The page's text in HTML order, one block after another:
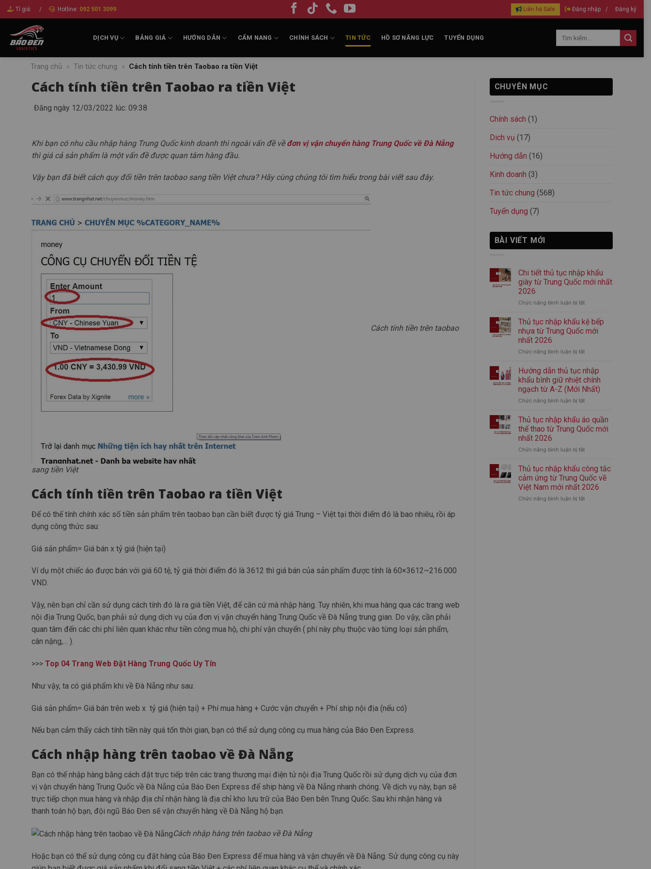
qua
dung
Tỉ giá: / Hotline: 092 501 3099 Liên hệ Sale Đăng nhập / Đăng ký
DỊCH VỤ BẢNG GIÁ HƯỚNG DẪN CẨM NANG CHÍNH SÁCH TIN TỨC HỒ SƠ NĂNG LỰC TUYỂN DỤNG
Trang chủ » Tin tức chung » Cách tính tiền trên Taobao ra tiền Việt
Cách tính tiền trên Taobao ra tiền Việt
Đăng ngày 12/03/2022 lúc: 09:38
Khi bạn có nhu cầu nhập hàng Trung Quốc kinh doanh thì ngoài vấn đề về đơn vị vận chuyển hàng Trung Quốc về Đà Nẵng
thì giá cả sản phẩm là một vấn đề được quan tâm hàng đầu.
Vậy bạn đã biết cách quy đổi tiền trên taobao sang tiền Việt chưa? Hãy cùng chúng tôi tìm hiểu trong bài viết sau đây.
Cách tính tiền trên taobao
sang tiền Việt
Cách tính tiền trên Taobao ra tiền Việt
Để có thể tính chính xác số tiền sản phẩm trên taobao bạn cần biết được tỷ giá Trung – Việt tại thời điểm đó là bao nhiêu, rồi áp
dụng công thức sau:
Giá sản phẩm= Giá bán x tỷ giá (hiện tại)
Ví dụ một chiếc áo được bán với giá 60 tệ, tỷ giá thời điểm đó là 3612 thì giá bán của sản phẩm được tính là 60×3612~216.000
VND.
Vậy, nên bạn chỉ cần sử dụng cách tính đó là ra giá tiền Việt, để căn cứ mà nhập hàng. Tuy nhiên, khi mua hàng qua các trang web
nội địa Trung Quốc, bạn phải sử dụng dịch vụ của đơn vị vận chuyển hàng Trung Quốc về Đà Nẵng trung gian. Do vậy, cần phải
quan tâm đến các chi phí liên quan khác như tiền công mua hộ, chi phí vận chuyển ( phí này phụ thuộc vào từng loại sản phẩm,
cân nặng,… ).
>>> Top 04 Trang Web Đặt Hàng Trung Quốc Uy Tín
Như vậy, ta có giá phẩm khi về Đà Nẵng như sau:
Giá sản phẩm= Giá bán trên web x tỷ giá (hiện tại) + Phí mua hàng + Cước vận chuyển + Phí ship nội địa (nếu có)
Nếu bạn cảm thấy cách tính tiền này quá tốn thời gian, bạn có thể sử dụng công cụ mua hàng của Báo Đen Express.
Cách nhập hàng trên taobao về Đà Nẵng
Bạn có thể nhập hàng bằng cách đặt trực tiếp trên các trang thương mại điện tử nội địa Trung Quốc rồi sử dụng dịch vụ của đơn
vị vận chuyển hàng Trung Quốc về Đà Nẵng của Báo Đen Express để ship hàng về Đà Nẵng nhanh chóng. Về dịch vụ này, bạn sẽ
trực tiếp chọn mua hàng và nhập địa chỉ nhận hàng là địa chỉ kho lưu trữ của Báo Đen bên Trung Quốc. Sau khi nhận hàng và
thanh toán hộ bạn, đội ngũ Báo Đen sẽ vận chuyển hàng về Đà Nẵng hộ bạn.
Cách nhập hàng trên taobao về Đà Nẵng
Hoặc bạn có thể sử dụng công cụ đặt hàng của Báo Đen Express để mua hàng và vận chuyển về Đà Nẵng. Sử dụng công cụ này
CHUYÊN MỤC
Chính sách (1)
Dich vụ (17)
Hướng dẫn (16)
Kinh doanh (3)
Tin tức chung (568)
Tuyển dụng (7)
BÀI VIẾT MỚI
Chi tiết thủ tục nhập khẩu
giày từ Trung Quốc mới nhất
2026
Chức năng bình luận bị tắtở
tiết
thủ
khẩu
từ
Trung
Quốc
mới
nhất
Thủ tục nhập khẩu kệ bếp
nhựa từ Trung Quốc mới
nhất 2026
Chức năng bình luận bị tắtở
tục
nhập
khẩu
kệ
bếp
từ
Trung
nhất
Hướng dẫn thủ tục nhập
khẩu bình giữ nhiệt chính
ngạch từ A-Z (Mới Nhất)
Chức năng bình luận bị tắtở
dẫn
thủ
khẩu
giữ
nhiệt
chính
ngạch
từ
Thủ tục nhập khẩu áo quần
thể thao từ Trung Quốc mới
nhất 2026
Chức năng bình luận bị tắtở
tục
nhập
khẩu
áo
quần
Thủ tục nhập khẩu công tắc
cảm ứng từ Trung Quốc về
Việt Nam mới nhất 2026
Chức năng bình luận bị tắtở